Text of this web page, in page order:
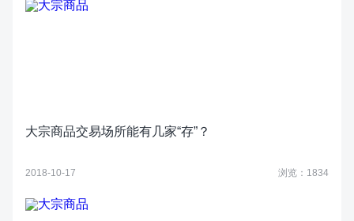
大宗商品交易场所能有几家“存”？
2018-10-17 浏览：1834